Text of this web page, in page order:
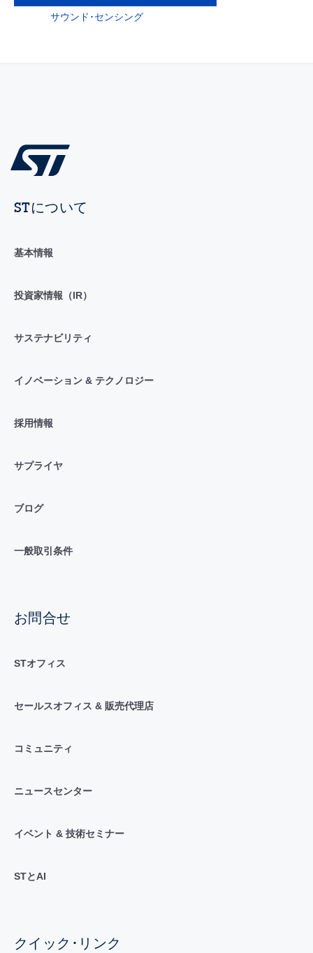
サウンド･センシング
STについて
基本情報
投資家情報（IR）
サステナビリティ
イノベーション & テクノロジー
採用情報
サプライヤ
ブログ
一般取引条件
お問合せ
STオフィス
セールスオフィス & 販売代理店
コミュニティ
ニュースセンター
イベント & 技術セミナー
STとAI
クイック･リンク